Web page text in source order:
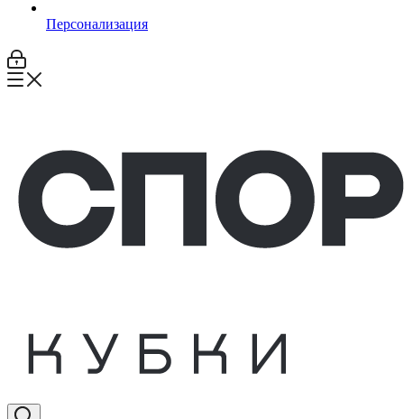
Персонализация